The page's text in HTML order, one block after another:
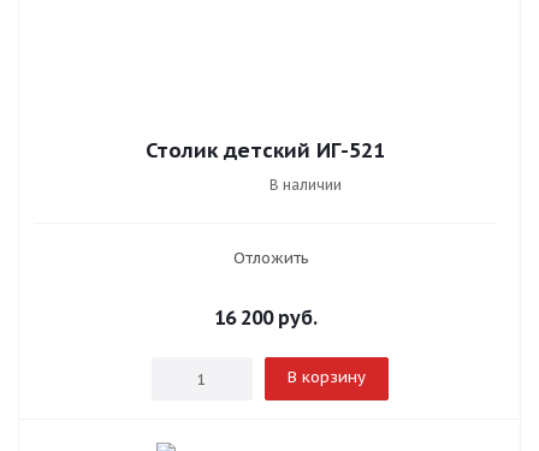
Столик детский ИГ-521
В наличии
Отложить
16 200руб.
В корзину